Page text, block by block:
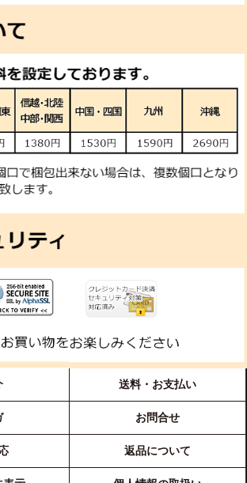
送料・お支払い
お問合せ
返品について